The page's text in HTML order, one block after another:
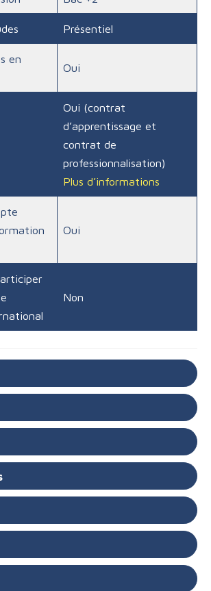
Présentiel
en
Oui
Oui (contrat
d’apprentissage et
contrat de
professionnalisation)
Plus d’informations
Oui
Non